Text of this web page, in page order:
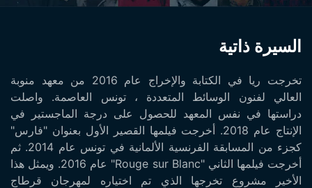
السيرة ذاتية
تخرجت ريا في الكتابة والإخراج عام 2016 من معهد منوبة
العالي لفنون الوسائط المتعددة ، تونس العاصمة. واصلت
دراستها في نفس المعهد للحصول على درجة الماجستير في
الإنتاج عام 2018. أخرجت فيلمها القصير الأول بعنوان "فارس"
كجزء من المسابقة الفرنسية الألمانية في تونس عام 2014. ثم
أخرجت فيلمها الثاني "Rouge sur Blanc" عام 2016. ويمثل هذا
الأخير مشروع تخرجها الذي تم اختياره لمهرجان قرطاج